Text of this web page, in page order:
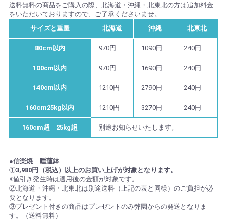
送料無料の商品をご購入の際、北海道・沖縄・北東北の方は追加料金
をいただいておりますので、ご了承くださいませ。
サイズと重量
北海道 沖縄 北東北
80cm以内 970円 1090円 240円
100cm以内 970円 1690円 240円
140cm以内 1210円 2790円 240円
160cm25kg以内 1210円 3270円 240円
160cm超 25kg超 別途お知らせいたします。
●信楽焼 睡蓮鉢
①3,980円（税込）以上のお買い上げが対象となります。
※値引き発生時は適用後の金額が対象です。
②北海道・沖縄・北東北は別途送料（上記の表と同様）のご負担が必
要となります。
③プレゼント付きの商品はプレゼントのみ弊園からの発送となりま
す。（送料無料）